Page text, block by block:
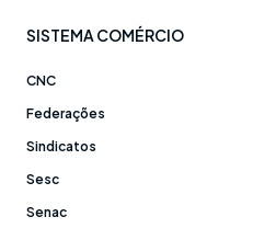
SISTEMA COMÉRCIO
CNC
Federações
Sindicatos
Sesc
Senac